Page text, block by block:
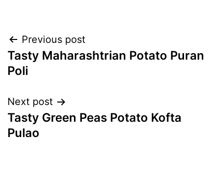
Post
navigation
Previous post
Tasty Maharashtrian Potato Puran
Poli
Next post
Tasty Green Peas Potato Kofta
Pulao